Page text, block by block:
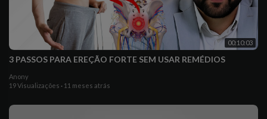
00:10:03
3 PASSOS PARA EREÇÃO FORTE SEM USAR REMÉDIOS
Anony
19 Visualizações · 11 meses atrás